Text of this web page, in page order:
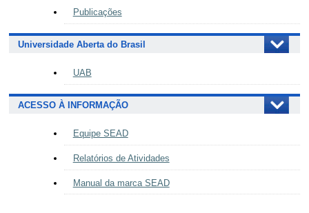
Publicações
Universidade Aberta do Brasil
UAB
ACESSO À INFORMAÇÃO
Equipe SEAD
Relatórios de Atividades
Manual da marca SEAD